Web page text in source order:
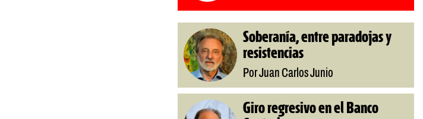
Soberanía, entre paradojas y
resistencias
Por Juan Carlos Junio
Giro regresivo en el Banco